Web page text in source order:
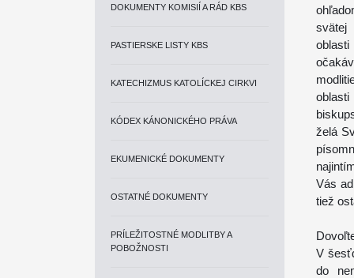
DOKUMENTY KOMISIÍ A RÁD KBS
PASTIERSKE LISTY KBS
KATECHIZMUS KATOLÍCKEJ CIRKVI
KÓDEX KÁNONICKÉHO PRÁVA
EKUMENICKÉ DOKUMENTY
OSTATNÉ DOKUMENTY
PRÍLEŽITOSTNÉ MODLITBY A
POBOŽNOSTI
svätej
želá
Vás
tiež
V
do